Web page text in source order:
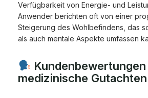
Verfügbarkeit von Energie- und
Anwender berichten oft von einer
Steigerung des Wohlbefindens, das
als auch mentale Aspekte umfassen
Kundenbewertungen
medizinische